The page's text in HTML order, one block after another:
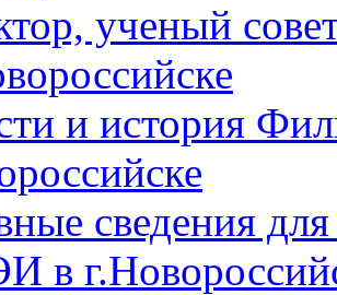
ученый
и история
сведения
в